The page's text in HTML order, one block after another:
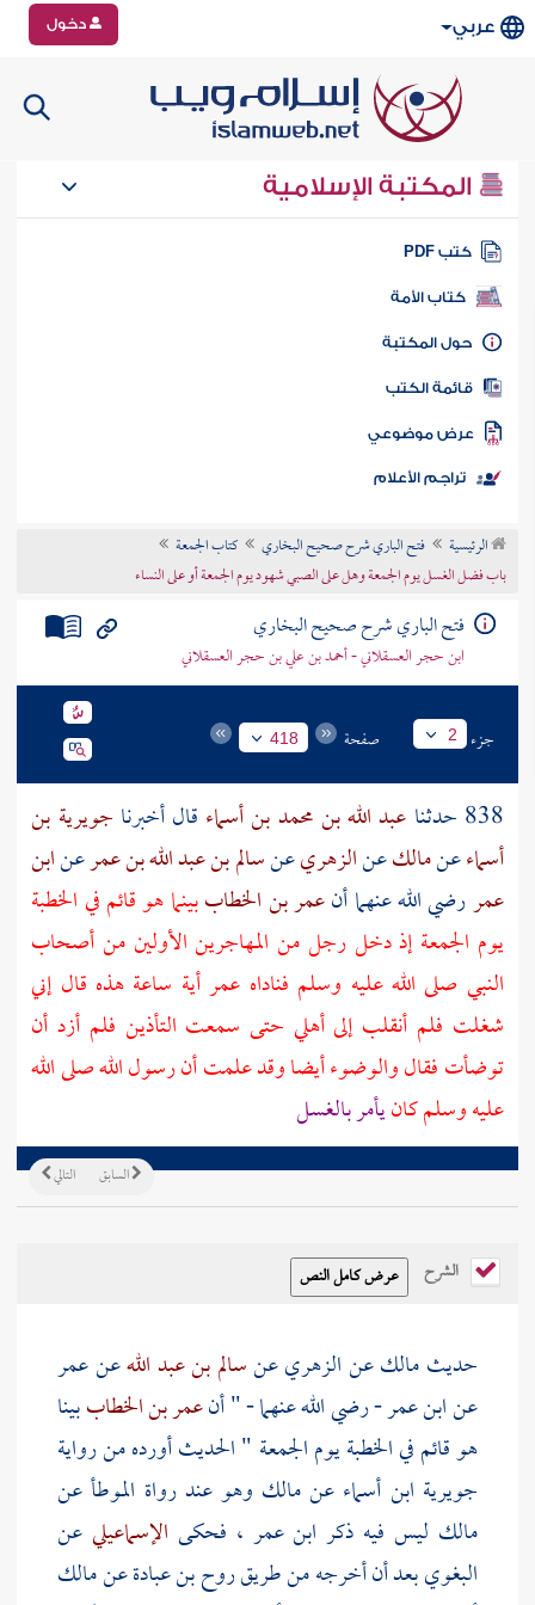
عربي دخول
المكتبة الإسلامية
كتب PDF
كتاب الأمة
المكتبة
الكتب
موضوعي
تراجم الأعلام
الرئيسية فتح الباري شرح صحيح البخاري
كتاب الجمعة
باب فضل الغسل يوم الجمعة وهل على الصبي شهود يوم الجمعة أو على النساء
فتح الباري شرح صحيح البخاري
ابن حجر العسقلاني - أحمد بن علي بن حجر العسقلاني
جزء 2 صفحة 418
838 حدثنا عبد الله بن محمد بن أسماء قال أخبرنا جويرية بن
أسماءعنمالكعنالزهريعنسالم بن عبد الله بن عمرعنابن
عمررضي الله عنهما أنعمر بن الخطاببينما هو قائم في الخطبة
يوم الجمعة إذ دخل رجل من المهاجرينالأولين منأصحاب
النبي صلى الله عليه وسلم فناداه عمرأية ساعة هذه قال إني
شغلت فلم أنقلب إلى أهلي حتى سمعت التأذين فلم أزد أن
توضأت فقال والوضوء أيضا وقد علمت أن رسول الله صلى الله
عليه وسلم كانيأمر بالغسل
التالي السابق
الشرح
حديثمالكعنالزهريعنسالم بن عبد اللهعنعمر
عنابن عمر- رضي الله عنهما - " أنعمر بن الخطاببينا
هو قائم في الخطبة يوم الجمعة " الحديث أورده من رواية
جويرية ابن أسماء عنمالك وهو عند رواة الموطأ عن
مالك ليس فيه ذكر ابن عمر ، فحكى الإسماعيلي عن
البغويبعد أن أخرجه من طريقروح بن عبادةعنمالك